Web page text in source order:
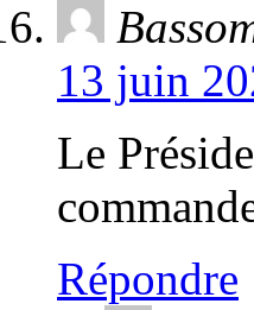
13 juin
Le
Répondre